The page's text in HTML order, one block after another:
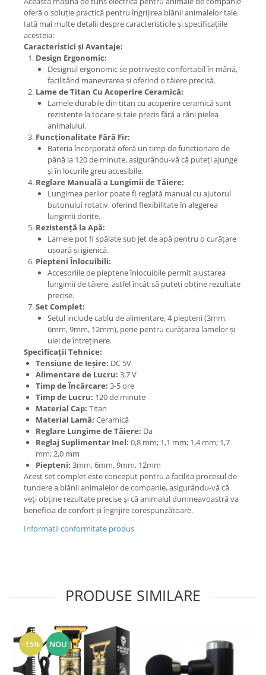
oferă o soluție practică pentru îngrijirea blănii animalelor tale.
Iată mai multe detalii despre caracteristicile și specificațiile
acesteia:
Caracteristici și Avantaje:
Design Ergonomic:
Designul ergonomic se potrivește confortabil în mână,
facilitând manevrarea și oferind o tăiere precisă.
Lame de Titan Cu Acoperire Ceramică:
Lamele durabile din titan cu acoperire ceramică sunt
rezistente la tocare și taie precis fără a răni pielea
animalului.
Funcționalitate Fără Fir:
Bateria încorporată oferă un timp de funcționare de
până la 120 de minute, asigurându-vă că puteți ajunge
și în locurile greu accesibile.
Reglare Manuală a Lungimii de Tăiere:
Lungimea perilor poate fi reglată manual cu ajutorul
butonului rotativ, oferind flexibilitate în alegerea
lungimii dorite.
Rezistență la Apă:
Lamele pot fi spălate sub jet de apă pentru o curățare
ușoară și igienică.
Piepteni Înlocuibili:
Accesoriile de pieptene înlocuibile permit ajustarea
lungimii de tăiere, astfel încât să puteți obține rezultate
precise.
Set Complet:
Setul include cablu de alimentare, 4 piepteni (3mm,
6mm, 9mm, 12mm), perie pentru curățarea lamelor și
ulei de întreținere.
Specificații Tehnice:
Tensiune de Ieșire: DC 5V
Alimentare de Lucru: 3,7 V
Timp de Încărcare: 3-5 ore
Timp de Lucru: 120 de minute
Material Cap: Titan
Material Lamă: Ceramică
Reglare Lungime de Tăiere: Da
Reglaj Suplimentar Inel: 0,8 mm; 1,1 mm; 1,4 mm; 1,7
mm; 2,0 mm
Piepteni: 3mm, 6mm, 9mm, 12mm
Acest set complet este conceput pentru a facilita procesul de
tundere a blănii animalelor de companie, asigurându-vă că
veți obține rezultate precise și că animalul dumneavoastră va
beneficia de confort și îngrijire corespunzătoare.
Informatii conformitate produs
PRODUSE SIMILARE
-15% NOU